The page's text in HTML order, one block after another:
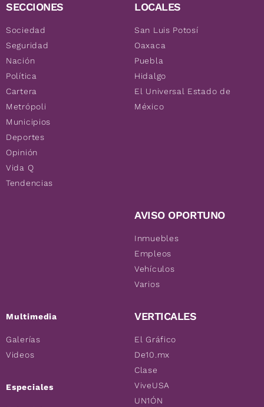
SECCIONES
Sociedad
Seguridad
Nación
Política
Cartera
Metrópoli
Municipios
Deportes
Opinión
Vida Q
Tendencias
Multimedia
Galerías
Videos
Especiales
LOCALES
San Luis Potosí
Oaxaca
Puebla
Hidalgo
El Universal Estado de
México
AVISO OPORTUNO
Inmuebles
Empleos
Vehículos
Varios
VERTICALES
El Gráfico
De10.mx
Clase
ViveUSA
UN1ÓN